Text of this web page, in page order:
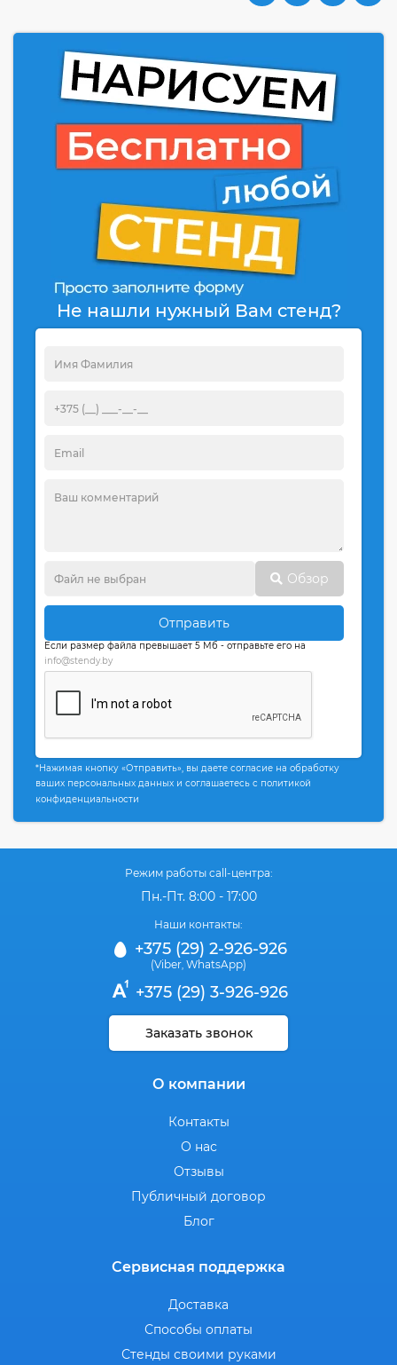
Не нашли нужный Вам стенд?
Обзор
Отправить
Если размер файла превышает 5 Мб - отправьте его на
info@stendy.by
*Нажимая кнопку «Отправить», вы даете согласие на обработку
ваших персональных данных и соглашаетесь с политикой
конфиденциальности
Режим работы call-центра:
Пн.-Пт. 8:00 - 17:00
Наши контакты:
+375 (29) 2-926-926
(Viber WhatsApp)
+375 (29) 3-926-926
Заказать звонок
О компании
Контакты
О нас
Отзывы
Публичный договор
Блог
Сервисная поддержка
Доставка
Способы оплаты
Стенды своими руками